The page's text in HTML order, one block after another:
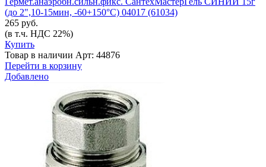
(до 2",10-15мин, -60+150°C) 04017 (61034)
265 руб.
(в т.ч. НДС 22%)
Купить
Товар в наличии Арт: 44876
Перейти в корзину
Добавлено